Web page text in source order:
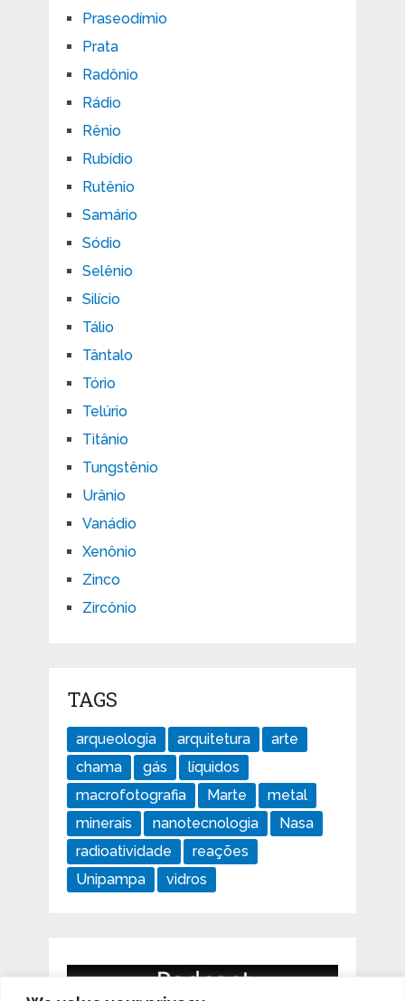
Praseodímio
Prata
Radônio
Rádio
Rênio
Rubídio
Rutênio
Samário
Sódio
Selênio
Silício
Tálio
Tântalo
Tório
Telúrio
Titânio
Tungstênio
Urânio
Vanádio
Xenônio
Zinco
Zircônio
TAGS
arqueologia arquitetura
arte
chama
gás
líquidos
macrofotografia
Marte
metal
minerais
nanotecnologia
Nasa
radioatividade
reações
Unipampa
vidros